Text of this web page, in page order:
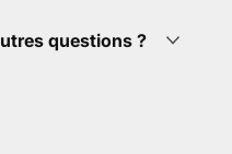
questions ?